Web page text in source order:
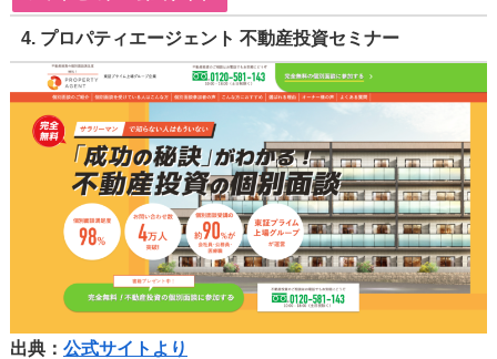
4. プロパティエージェント 不動産投資セミナー
出典： 公式サイトより